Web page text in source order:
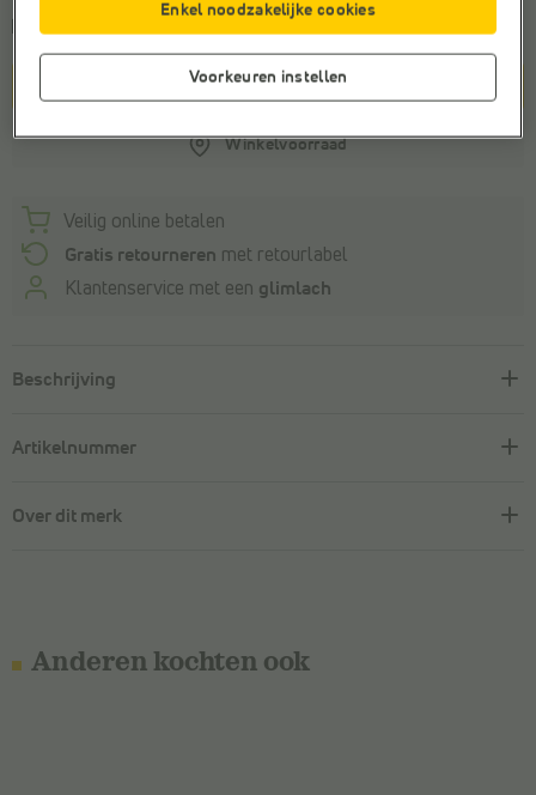
Levering binnen3-5 werkdagen
In winkelmandje
Winkelvoorraad
Veilig online betalen
Gratis retourneren met retourlabel
Klantenservice met een glimlach
Beschrijving
Artikelnummer
Over dit merk
Anderen kochten ook
Voorkeuren instellen
Enkel noodzakelijke cookies